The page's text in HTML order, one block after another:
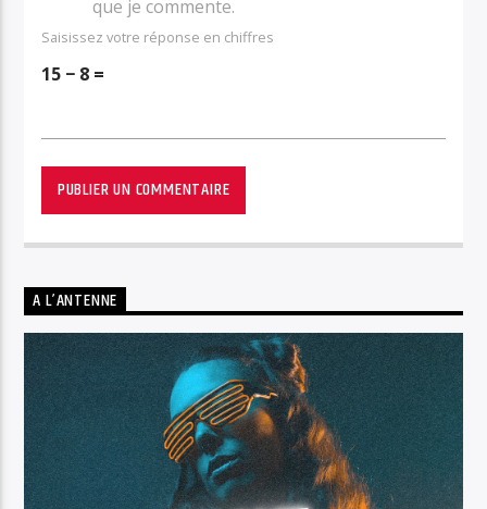
que je commente.
Saisissez votre réponse en chiffres
15 − 8 =
A L’ANTENNE